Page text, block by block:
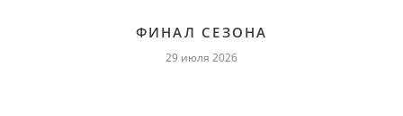
ФИНАЛ СЕЗОНА
29 июля 2026